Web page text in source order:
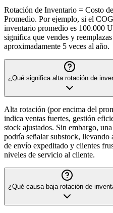
Rotación de Inventario = Costo
Promedio. Por ejemplo, si el
inventario promedio es 100.000
significa que vendes y
aproximadamente 5 veces al año.
¿Qué significa alta rotación de
Alta rotación (por encima del
indica ventas fuertes, gestión
stock ajustados. Sin embargo,
podría señalar substock, llevando
de envío expeditado y clientes
niveles de servicio al cliente.
¿Qué causa baja rotación de